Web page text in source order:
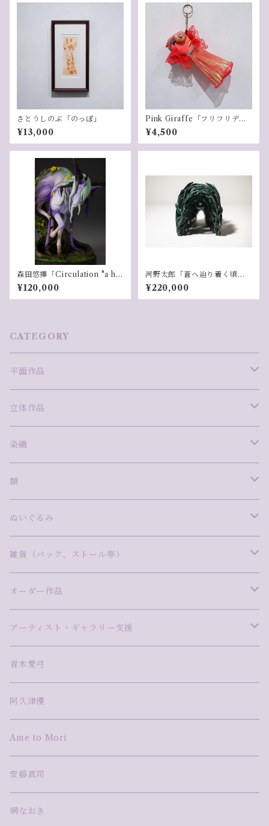
さとうしのぶ「のっぽ」
¥13,000
Pink Giraffe「フリフリデメ
キンチャーム(レッドマダラ
2）」
¥4,500
森田悠揮「Circulation "a ho
rse"」
¥120,000
河野太郎「蒼へ辿り着く頃に 2
6-1」
¥220,000
CATEGORY
平面作品
版画
安藤真司
岩田圭音
ミクストメディア
ima
尾崎拓磨
絵画
青木愛弓
今泉敦子
写真
NaNaHa
松本健二
漆
久保万理子
網なおき
モザイク
小林真理江
切り絵
河野耕平
立体作品
ガラス
泉澤千景
沖中彩花
藤田えみ
湯浅明子
陶
Ame to Mori
飯村わかな
磁器
ステンドグラス
尾崎雅子
木彫
阿久津優
デジタル×立体
森田悠揮
mixed media
TAKU NISHIMURA
鋳金
河野太郎
蓮本南欧
染織
西村柊成
藤田望愛
額
WAM FRAME INFINITY
ぬいぐるみ
Pink Giraffe（ピンクジラフ）
雑貨（バック、ストール等）
バック
ストール
オーダー作品
Pink-Giraffe
アーティスト・ギャラリー支援
アーティスト・ギャラリー支援
青木愛弓
阿久津優
Ame to Mori
安藤真司
網なおき